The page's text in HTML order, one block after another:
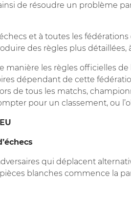
de résoudre un problème
et à toutes les
des règles plus détaillées,
manière les règles officielles de
dépendant de cette
de tous les matchs,
pour un classement, ou
qui déplacent
blanches commence la